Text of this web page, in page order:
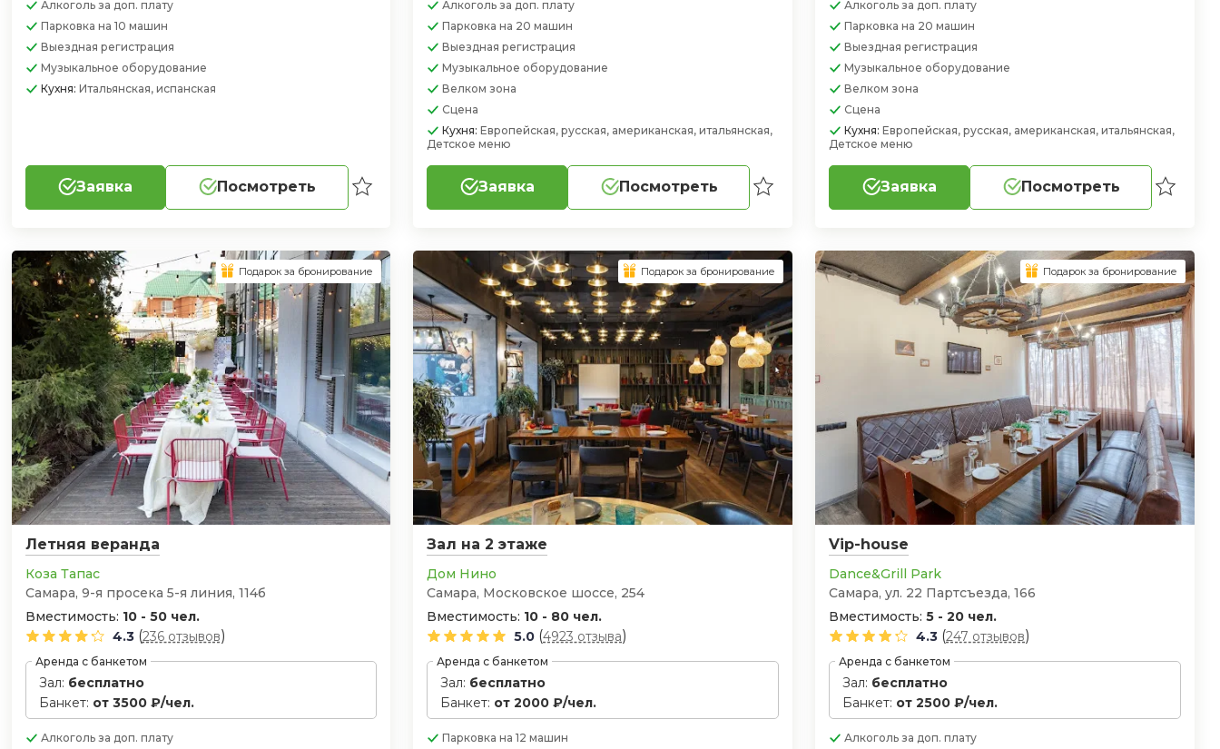
Алкоголь за доп. плату
Парковка на 10 машин
Выездная регистрация
Музыкальное оборудование
Кухня: Итальянская, испанская
Заявка Посмотреть
Алкогольза доп. плату
Парковкана 20 машин
Выездная регистрация
Музыкальное оборудование
Велком зона
Сцена
Кухня:Европейская, русская, американская, итальянская,
Детское меню
Заявка Посмотреть
Алкогольза доп. плату
Парковкана 20 машин
Выездная регистрация
Музыкальное оборудование
Велком зона
Сцена
Кухня:Европейская, русская, американская, итальянская,
Детское меню
Заявка Посмотреть
Летняя веранда
Коза Тапас
Самара, 9-я просека 5-я линия, 114б
Вместимость: 10 - 50 чел.
4.3 (236 отзывов)
Аренда с банкетом
Зал: бесплатно
Банкет: от 3500 ₽/чел.
Алкоголь за доп. плату
Подарок за бронирование
Зал на 2 этаже
Дом Нино
Самара, Московское шоссе, 254
Вместимость: 10 - 80 чел.
5.0 (4923 отзыва)
Аренда с банкетом
Зал: бесплатно
Банкет: от 2000 ₽/чел.
Парковкана 12 машин
Подарок за бронирование
Vip-house
Dance&Grill Park
Самара, ул. 22 Партсъезда, 166
Вместимость:5 - 20 чел.
4.3 (247 отзывов)
Аренда с банкетом
Зал: бесплатно
Банкет: от 2500 ₽/чел.
Алкогольза доп. плату
Подарок за бронирование